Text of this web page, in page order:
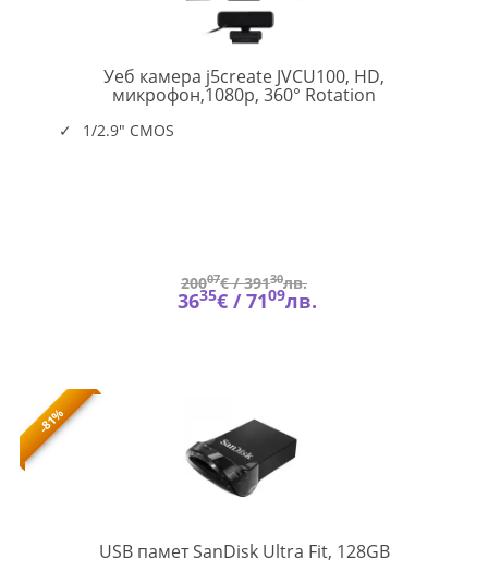
Уеб камера j5create JVCU100, HD,
микрофон,1080p, 360° Rotation
1/2.9" CMOS
20007€ /39130лв.
3635€ /7109лв.
-81%
USB памет SanDisk Ultra Fit, 128GBSD-